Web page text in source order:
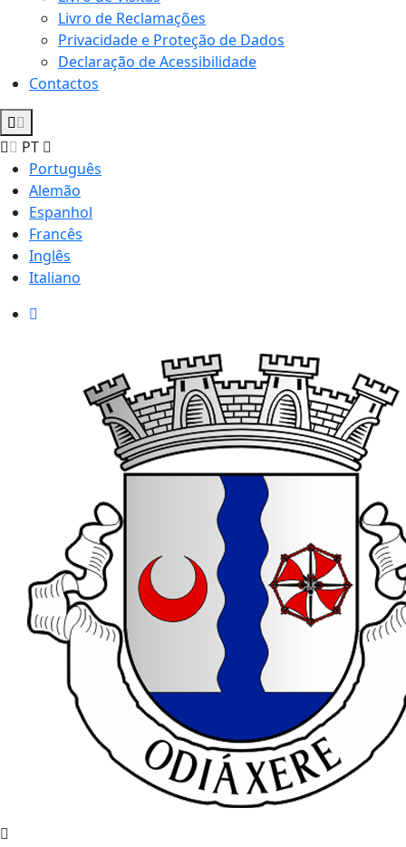
Livro de Reclamações
Privacidade e Proteção de Dados
Declaração de Acessibilidade
Contactos
PT
Português
Alemão
Espanhol
Francês
Inglês
Italiano